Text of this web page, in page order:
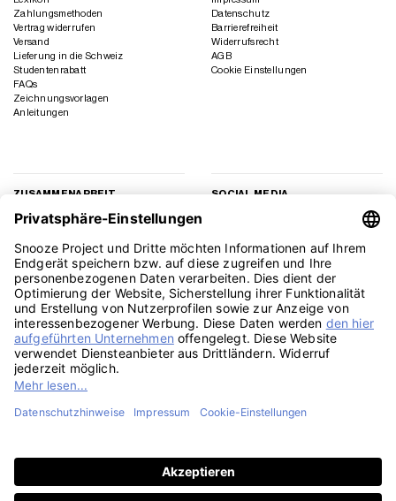
Zahlungsmethoden
Vertrag widerrufen
Versand
Lieferung in die Schweiz
Studentenrabatt
FAQs
Zeichnungsvorlagen
Anleitungen
Datenschutz
Barrierefreiheit
Widerrufsrecht
AGB
Cookie Einstellungen
ZUSAMMENARBEIT
Geschäftskunden
Presse
Affiliate Marketing
SOCIAL MEDIA
TikTok
YouTube
Pinterest
LinkedIn
PayPal Visa MasterCardKlarna Sepa
Credit